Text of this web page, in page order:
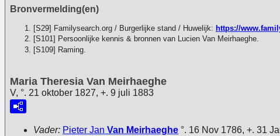
Bronvermelding(en)
[S29] Familysearch.org / Burgerlijke stand / Huwelijk: https://
[S101] Persoonlijke kennis & bronnen van Lucien Van Meirhaeghe.
[S109] Raming.
Maria Theresia Van Meirhaeghe
V, °. 21 oktober 1827, +. 9 juli 1883
Vader: Pieter Jan Van Meirhaeghe °. 16 Nov 1786, +. 31